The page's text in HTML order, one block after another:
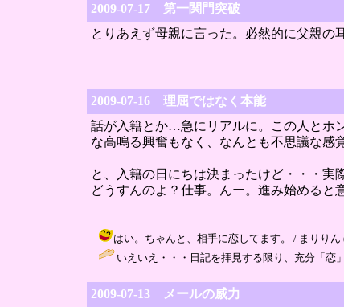
2009-07-17 第一関門突破
とりあえず母親に言った。必然的に父親の
2009-07-16 理屈ではなく本能
話が入籍とか…急にリアルに。この人とホ
な高鳴る興奮もなく、なんとも不思議な感
と、入籍の日にちは決まったけど・・・実
どうすんのよ？仕事。んー。進み始めると
はい。ちゃんと、相手に恋してます。 / まりりん
いえいえ・・・日記を拝見する限り、充分「
2009-07-13 メールの威力